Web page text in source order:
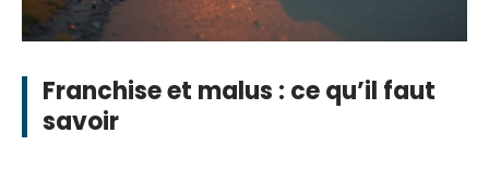
Franchise et malus : ce qu’il faut
savoir